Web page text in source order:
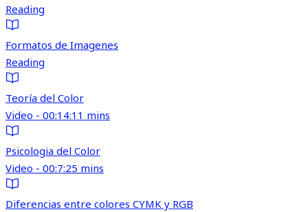
Reading
Formatos de Imagenes
Reading
Teoría del Color
Video - 00:14:11 mins
Psicologia del Color
Video - 00:7:25 mins
Diferencias entre colores CYMK y RGB